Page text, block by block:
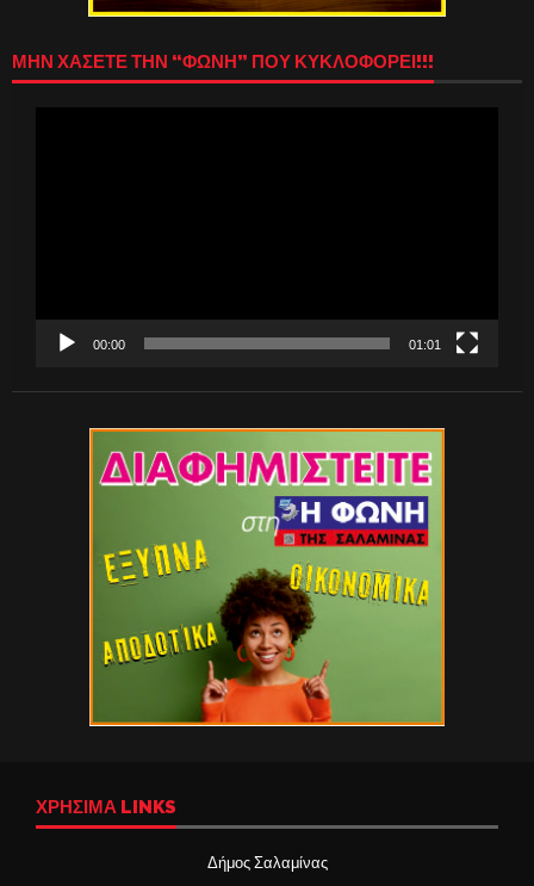
ΜΗΝ ΧΑΣΕΤΕ ΤΗΝ “ΦΩΝΗ” ΠΟΥ ΚΥΚΛΟΦΟΡΕΙ!!!
00:00 01:01
ΧΡΉΣΙΜΑ LINKS
Δήμος Σαλαμίνας